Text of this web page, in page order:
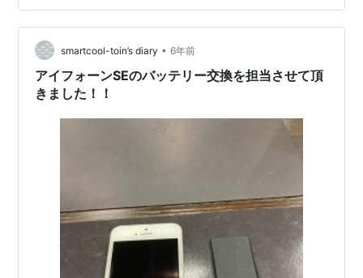
みたい もう１回、蓋を開けて、すべてハメ直し 今度は、
大丈夫 バッテリーのフル充電して作業完了 これで、しば
らく使える
smartcool-toin’s diary • 6年前
アイフォーンSEのバッテリー交換を担当させて頂
きました！！